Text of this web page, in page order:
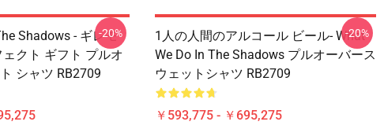
Shadows - ギレモ
クト ギフト プルオ
シャツ RB2709
-20%
1人の人間のアルコール ビール- What
We Do In The Shadows プルオーバース
ウェットシャツ RB2709
￥593,775 - ￥695,275
-20%